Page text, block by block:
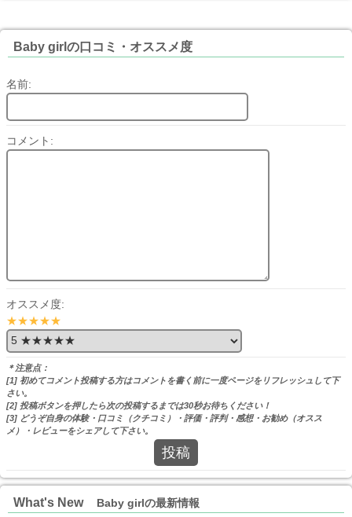
Baby girlの口コミ・オススメ度
名前:
コメント:
オススメ度:
★★★★★
＊注意点：
[1] 初めてコメント投稿する方はコメントを書く前に一度ページをリフレッシュして下
さい。
[2] 投稿ボタンを押したら次の投稿するまでは30秒お待ちください！
[3] どうぞ自身の体験・口コミ（クチコミ）・評価・評判・感想・お勧め（オスス
メ）・レビューをシェアして下さい。
投稿
What's New Baby girlの最新情報